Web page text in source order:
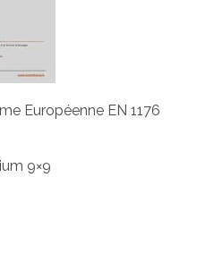
Européenne EN 1176
9×9